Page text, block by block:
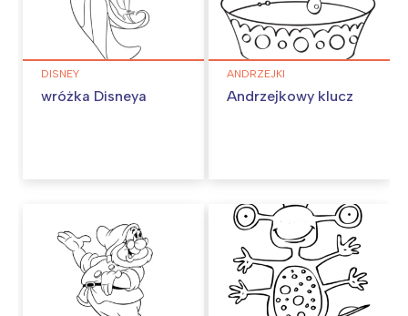
DISNEY
wróżka Disneya
ANDRZEJKI
Andrzejkowy klucz